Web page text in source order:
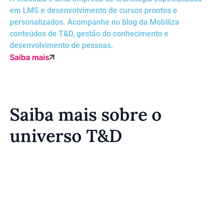
em LMS e desenvolvimento de cursos prontos e
personalizados. Acompanhe no blog da Mobiliza
conteúdos de T&D, gestão do conhecimento e
desenvolvimento de pessoas.
Saiba mais
Saiba mais sobre o
universo T&D